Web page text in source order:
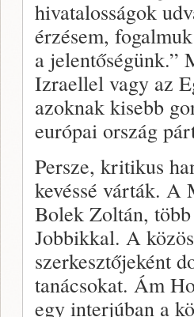
hivatalosságok
érzésem,
a jelentőségünk.”
Izraellel vagy az
azoknak kisebb
európai ország
Persze, kritikus
kevéssé várták. A
Bolek Zoltán,
Jobbikkal. A
szerkesztőjeként
tanácsokat. Ám
egy interjúban a